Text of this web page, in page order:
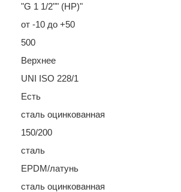
"G 1 1/2"" (НР)"
от -10 до +50
500
Верхнее
UNI ISO 228/1
Есть
сталь оцинкованная
150/200
сталь
EPDM/латунь
сталь оцинкованная